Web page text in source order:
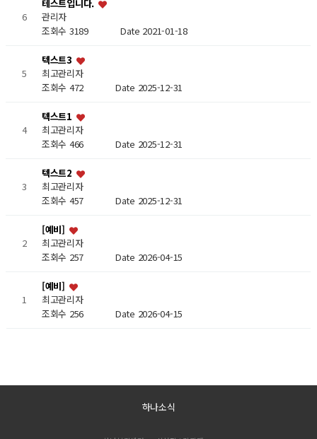
6
테스트입니다.
관리자
조회수 3189 Date 2021-01-18
5
텍스트3
최고관리자
조회수 472Date 2025-12-31
4
텍스트1
최고관리자
조회수 466Date 2025-12-31
3
텍스트2
최고관리자
조회수 457Date 2025-12-31
2
[예비]
최고관리자
조회수 257Date 2026-04-15
1
[예비]
최고관리자
조회수 256Date 2026-04-15
하나소식